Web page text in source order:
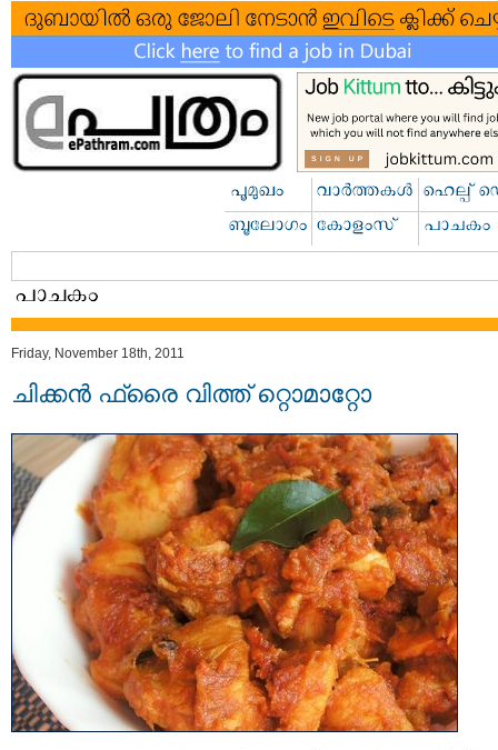
Friday, November 18th, 2011
ചിക്കന്‍ ഫ്രൈ വിത്ത്‌ റ്റൊമാറ്റോ